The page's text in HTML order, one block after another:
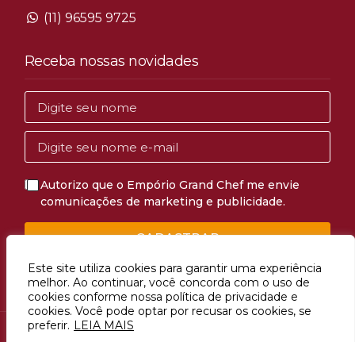
Este site utiliza cookies para garantir uma experiência
melhor. Ao continuar, você concorda com o uso de
cookies conforme nossa política de privacidade e
cookies. Você pode optar por recusar os cookies, se
preferir. LEIA MAIS
(11) 96595 9725
Receba nossas novidades
Autorizo que o Empório Grand Chef me envie
comunicações de marketing e publicidade.
CADASTRAR